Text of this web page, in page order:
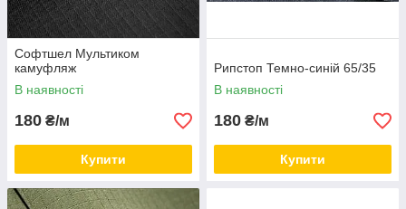
Софтшел Мультиком
камуфляж
В наявності
180 ₴/м
Купити
Рипстоп Темно-синій 65/35
В наявності
180 ₴/м
Купити